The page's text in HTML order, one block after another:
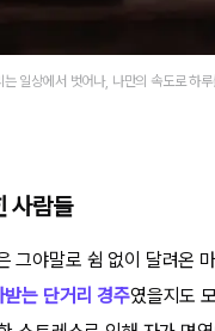
일상에서 벗어나, 나만의 속도로 하
사람들
그야말로 쉼 없이 달려온
는 단거리 경주였을지도